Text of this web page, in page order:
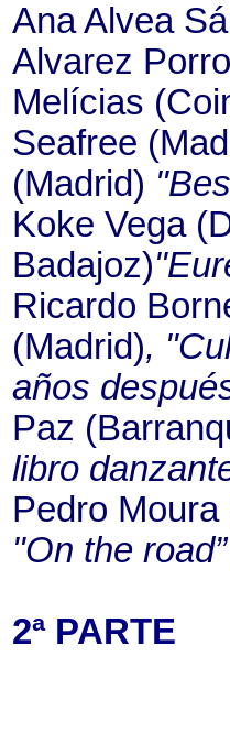
Ana Alvea
Alvarez
Melícias
Seafree
(Madrid)
Koke Vega
Badajoz)
Ricardo
(Madrid),
años
Paz
libro
Pedro
"On the
2ª PARTE